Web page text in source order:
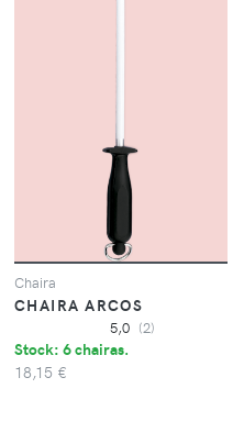
Chaira
CHAIRA ARCOS
5,0 (2)
Stock: 6 chairas.
18,15 €